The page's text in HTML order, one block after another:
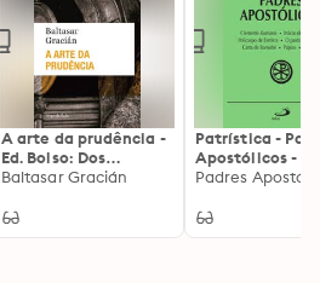
A arte da prudência -
Ed. Bolso: Dos
aforismos que se
de Lorenzo Gracián
Baltasar Gracián
Patrística -
Apostólicos -
Clemente
Policarpo de
Padres